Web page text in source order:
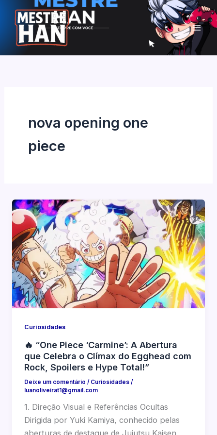
para
conteúdo
nova opening one
piece
Curiosidades
🔥 “One Piece ‘Carmine’: A Abertura
que Celebra o Clímax do Egghead com
Rock, Spoilers e Hype Total!”
Deixe um comentário / Curiosidades/
luanoliveirat1@gmail.com
1. Direção Visual e Referências Ocultas
Dirigida por Yuki Kamiya, conhecido pelas